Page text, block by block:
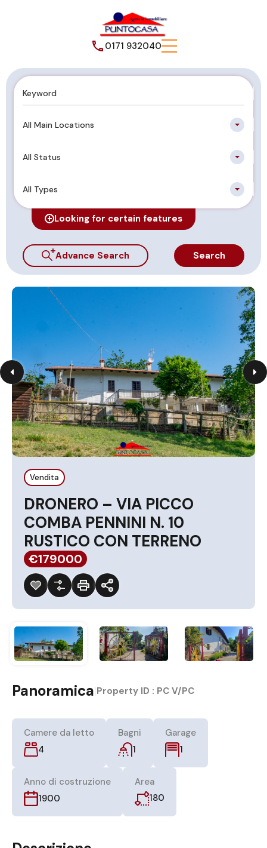
0171 932040
All Main Locations
All Status
All Types
Looking for certain features
Advance Search Search
Vendita
DRONERO – VIA PICCO
COMBA PENNINI N. 10
RUSTICO CON TERRENO
€179000
Panoramica Property ID : PC V/PC
Camere da letto
4
Bagni
1
Garage
1
Anno di costruzione
1900
Area
180